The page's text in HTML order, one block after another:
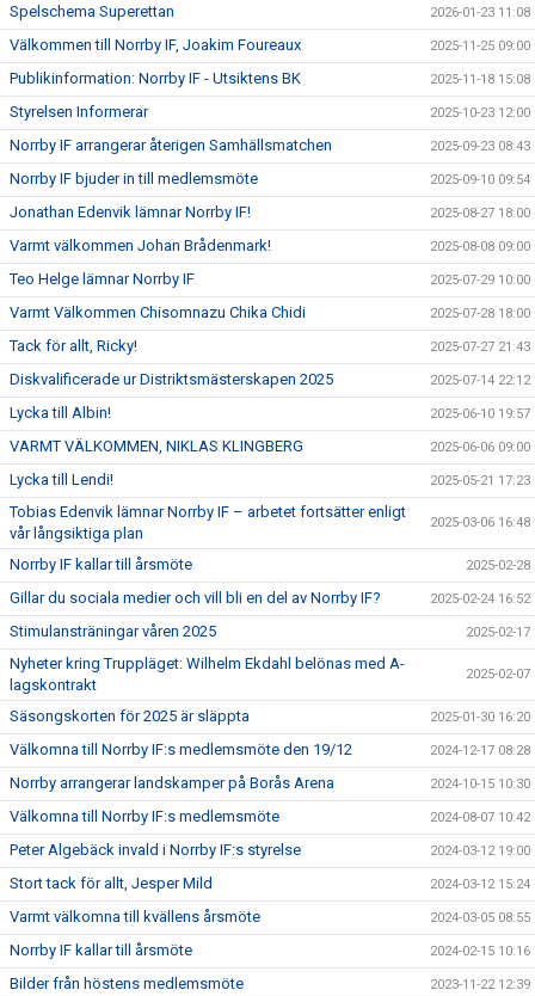
Spelschema Superettan 2026-01-23 11:08
Välkommen till Norrby IF, Joakim Foureaux 2025-11-25 09:00
Publikinformation: Norrby IF - Utsiktens BK 2025-11-18 15:08
Styrelsen Informerar 2025-10-23 12:00
Norrby IF arrangerar återigen Samhällsmatchen 2025-09-23 08:43
Norrby IF bjuder in till medlemsmöte 2025-09-10 09:54
Jonathan Edenvik lämnar Norrby IF! 2025-08-27 18:00
Varmt välkommen Johan Brådenmark! 2025-08-08 09:00
Teo Helge lämnar Norrby IF 2025-07-29 10:00
Varmt Välkommen Chisomnazu Chika Chidi 2025-07-28 18:00
Tack för allt, Ricky! 2025-07-27 21:43
Diskvalificerade ur Distriktsmästerskapen 2025 2025-07-14 22:12
Lycka till Albin! 2025-06-10 19:57
VARMT VÄLKOMMEN, NIKLAS KLINGBERG 2025-06-06 09:00
Lycka till Lendi! 2025-05-21 17:23
Tobias Edenvik lämnar Norrby IF – arbetet fortsätter enligt
vår långsiktiga plan
2025-03-06 16:48
Norrby IF kallar till årsmöte 2025-02-28
Gillar du sociala medier och vill bli en del av Norrby IF? 2025-02-24 16:52
Stimulansträningar våren 2025 2025-02-17
Nyheter kring Truppläget: Wilhelm Ekdahl belönas med A-
lagskontrakt
2025-02-07
Säsongskorten för 2025 är släppta 2025-01-30 16:20
Välkomna till Norrby IF:s medlemsmöte den 19/12 2024-12-17 08:28
Norrby arrangerar landskamper på Borås Arena 2024-10-15 10:30
Välkomna till Norrby IF:s medlemsmöte 2024-08-07 10:42
Peter Algebäck invald i Norrby IF:s styrelse 2024-03-12 19:00
Stort tack för allt, Jesper Mild 2024-03-12 15:24
Varmt välkomna till kvällens årsmöte 2024-03-05 08:55
Norrby IF kallar till årsmöte 2024-02-15 10:16
Bilder från höstens medlemsmöte 2023-11-22 12:39